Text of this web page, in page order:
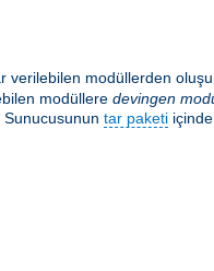
verilebilen modüllerden
modüllere devingen
Sunucusunun tar paketi